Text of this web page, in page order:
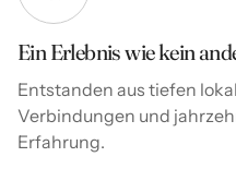
Ein Erlebnis wie kein
Entstanden aus tiefen
Verbindungen und
Erfahrung.